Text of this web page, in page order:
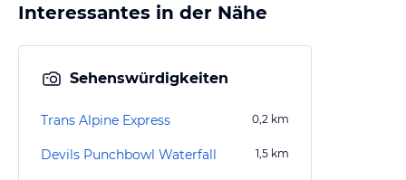
Interessantes in der Nähe
Sehenswürdigkeiten
Trans Alpine Express 0,2 km
Devils Punchbowl Waterfall 1,5 km